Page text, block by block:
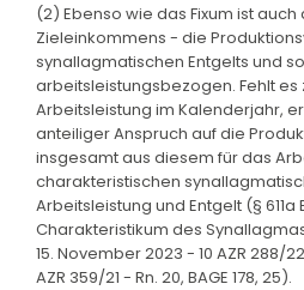
(2) Ebenso wie das Fixum ist
Zieleinkommens - die
synallagmatischen Entgelts und
arbeitsleistungsbezogen. Fehlt
Arbeitsleistung im Kalenderjahr,
anteiliger Anspruch auf die
insgesamt aus diesem für das
charakteristischen
Arbeitsleistung und Entgelt (§ 611a
Charakteristikum des
15. November 2023 - 10 AZR 288/
AZR 359/21 - Rn. 20, BAGE 178, 25).